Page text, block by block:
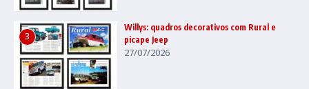
3
Willys: quadros decorativos com Rural e
picape Jeep
27/07/2026